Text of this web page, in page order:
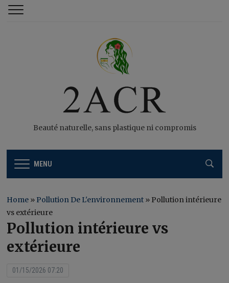
Beauté naturelle, sans plastique ni compromis
MENU
Home » Pollution De L'environnement » Pollution intérieure
vs extérieure
Pollution intérieure vs
extérieure
01/15/2026 07:20